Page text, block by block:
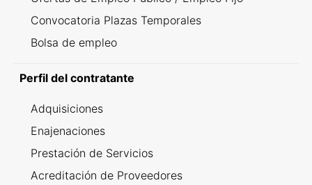
Convocatoria Plazas Temporales
Bolsa de empleo
Perfil del contratante
Adquisiciones
Enajenaciones
Prestación de Servicios
Acreditación de Proveedores